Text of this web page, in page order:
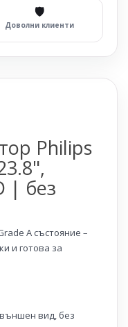
🛡
Доволни клиенти
Philips
| без
A състояние –
и готова за
вид, без